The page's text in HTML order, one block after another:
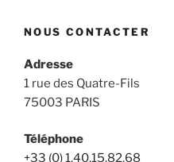
NOUS CONTACTER
Adresse
1 rue des Quatre-Fils
75003 PARIS
Téléphone
+33 (0) 1.40.15.82.68